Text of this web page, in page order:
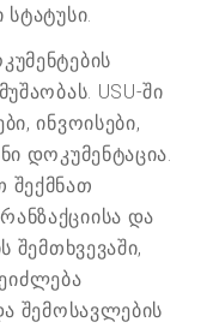
USU-ში
ინვოისები,
დოკუმენტაცია.
შექმნათ
და
შემთხვევაში,
შემოსავლების